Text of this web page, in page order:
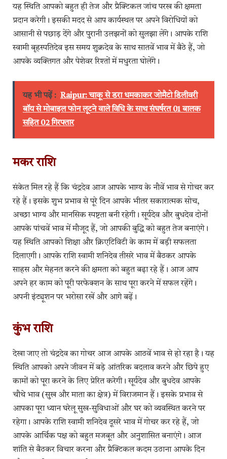
यह स्थिति आपको बहुत ही तेज और प्रैक्टिकल जांच परख की क्षमता
प्रदान करेगी। इसकी मदद से आप कार्यस्थल पर अपने विरोधियों को
आसानी से पछाड़ देंगे और पुरानी उलझनों को सुलझा लेंगे। आपके राशि
स्वामी बृहस्पतिदेव इस समय शुक्रदेव के साथ सातवें भाव में बैठे हैं, जो
आपके व्यक्तिगत और पेशेवर रिश्तों में मधुरता घोलेंगे।
यह भी पढ़ें : Raipur: चाकू से डरा धमकाकर जोमैटो डिलीवरी
बॉय से मोबाइल फोन लूटने वाले विधि के साथ संघर्षरत 01 बालक
सहित 02 गिरफ्तार
मकर राशि
संकेत मिल रहे हैं कि चंद्रदेव आज आपके भाग्य के नौवें भाव से गोचर कर
रहे हैं। इसके शुभ प्रभाव से पूरे दिन आपके भीतर सकारात्मक सोच,
अच्छा भाग्य और मानसिक स्पष्टता बनी रहेगी। सूर्यदेव और बुधदेव दोनों
आपके पांचवें भाव में मौजूद हैं, जो आपकी बुद्धि को बहुत तेज बनाएंगे।
यह स्थिति आपको शिक्षा और क्रिएटिविटी के काम में बड़ी सफलता
दिलाएगी। आपके राशि स्वामी शनिदेव तीसरे भाव में बैठकर आपके
साहस और मेहनत करने की क्षमता को बहुत बढ़ा रहे हैं। आज आप
अपने हर काम को पूरी परफेक्शन के साथ पूरा करने में सफल रहेंगे।
अपनी इंट्यूशन पर भरोसा रखें और आगे बढ़ें।
कुंभ राशि
देखा जाए तो चंद्रदेव का गोचर आज आपके आठवें भाव से हो रहा है। यह
स्थिति आपको अपने जीवन में बड़े आंतरिक बदलाव करने और छिपे हुए
कामों को पूरा करने के लिए प्रेरित करेगी। सूर्यदेव और बुधदेव आपके
चौथे भाव (सुख और माता का क्षेत्र) में विराजमान हैं। इसके प्रभाव से
आपका पूरा ध्यान घरेलू सुख-सुविधाओं और घर को व्यवस्थित करने पर
रहेगा। आपके राशि स्वामी शनिदेव दूसरे भाव में गोचर कर रहे हैं, जो
आपके आर्थिक पक्ष को बहुत मजबूत और अनुशासित बनाएंगे। आज
शांति से बैठकर विचार करना और प्रैक्टिकल कदम उठाना आपके दिन